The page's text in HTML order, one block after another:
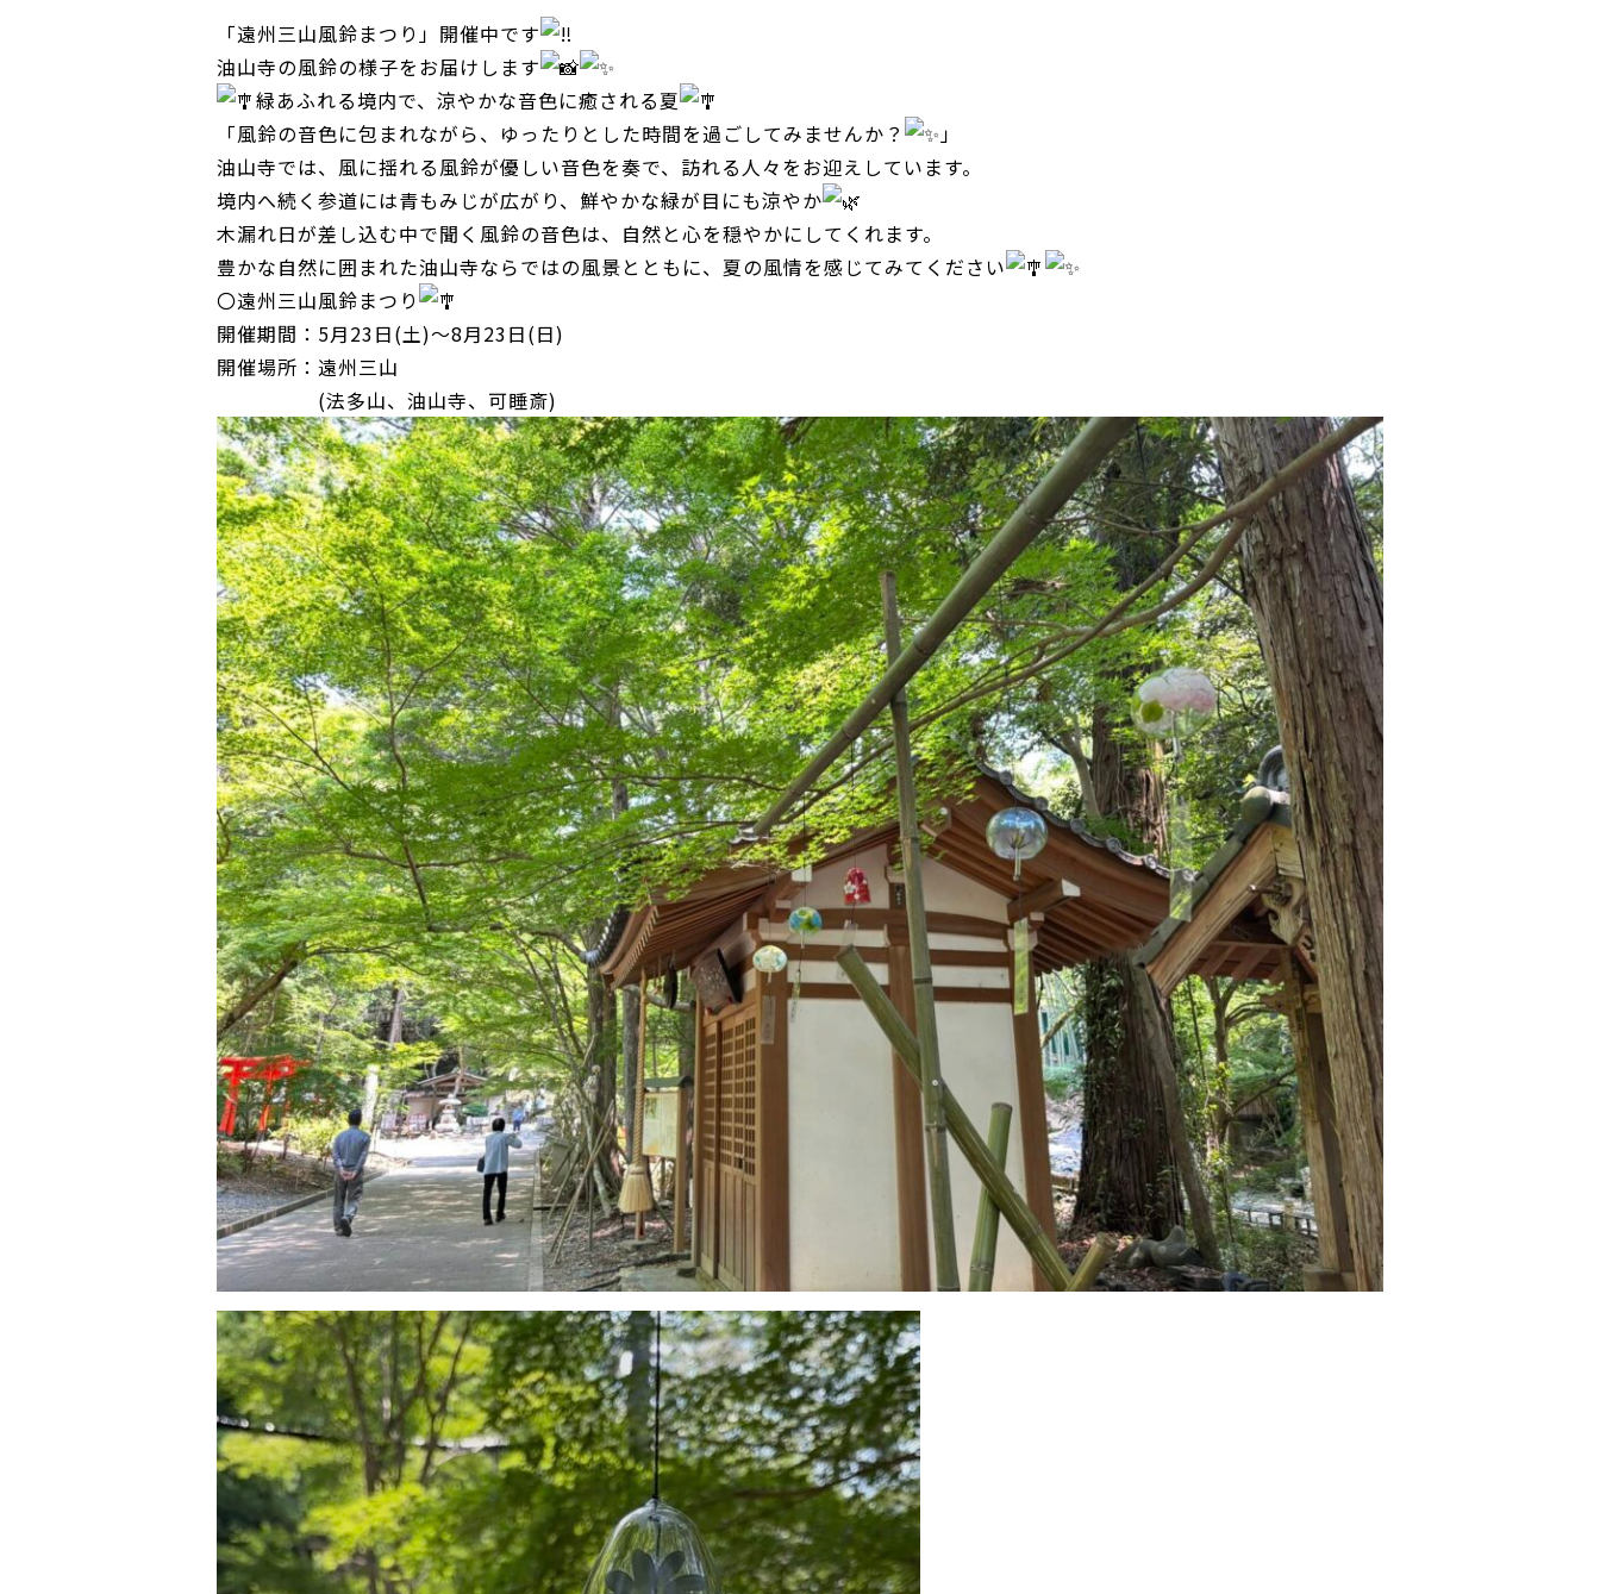
「遠州三山風鈴まつり」開催中です
油山寺の風鈴の様子をお届けします
緑あふれる境内で、涼やかな音色に癒される夏
「風鈴の音色に包まれながら、ゆったりとした時間を過ごしてみませんか？
」
油山寺では、風に揺れる風鈴が優しい音色を奏で、訪れる人々をお迎えしています。
境内へ続く参道には青もみじが広がり、鮮やかな緑が目にも涼やか
木漏れ日が差し込む中で聞く風鈴の音色は、自然と心を穏やかにしてくれます。
豊かな自然に囲まれた油山寺ならではの風景とともに、夏の風情を感じてみてください
〇遠州三山風鈴まつり
開催期間：5月23日(土)〜8月23日(日)
開催場所：遠州三山
(法多山、油山寺、可睡斎)